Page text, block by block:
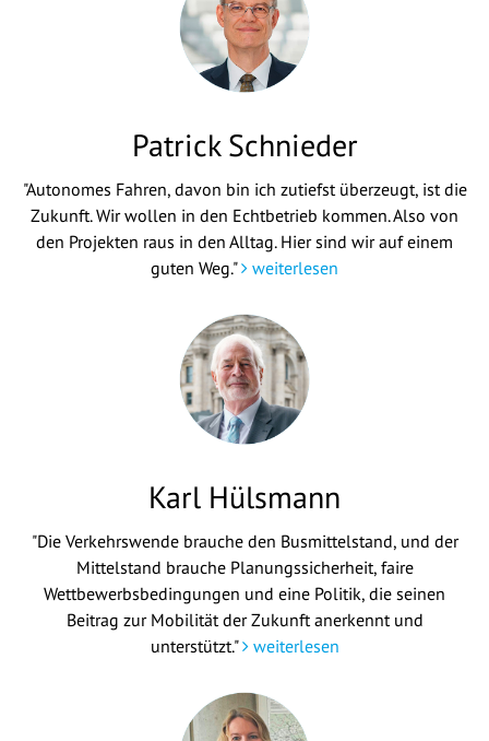
Patrick Schnieder
"Autonomes Fahren, davon bin ich zutiefst überzeugt, ist die
Zukunft. Wir wollen in den Echtbetrieb kommen. Also von
den Projekten raus in den Alltag. Hier sind wir auf einem
guten Weg."
weiterlesen
Karl Hülsmann
"Die Verkehrswende brauche den Busmittelstand, und der
Mittelstand brauche Planungssicherheit, faire
Wettbewerbsbedingungen und eine Politik, die seinen
Beitrag zur Mobilität der Zukunft anerkennt und
unterstützt." weiterlesen